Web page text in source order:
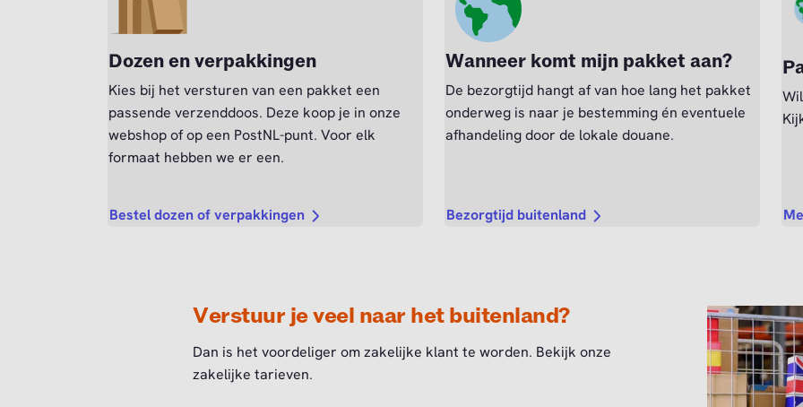
Dozen en verpakkingen
Kies bij het versturen van een pakket een
passende verzenddoos. Deze koop je in onze
webshop of op een PostNL-punt. Voor elk
formaat hebben we er een.
Bestel dozen of verpakkingen
Wanneer komt mijn pakket aan?
De bezorgtijd hangt af van hoe lang het pakket
onderweg is naar je bestemming én eventuele
afhandeling door de lokale douane.
Bezorgtijd buitenland
Verstuur je veel naar het buitenland?
Dan is het voordeliger om zakelijke klant te worden. Bekijk onze
zakelijke tarieven.